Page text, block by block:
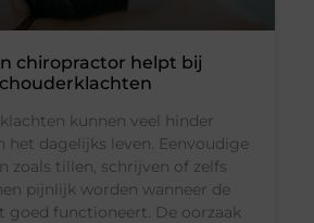
chiropractor helpt bij
kunnen veel hinder
het dagelijks leven. Eenvoudige
zoals tillen, schrijven of zelfs
pijnlijk worden wanneer de
goed functioneert. De oorzaak